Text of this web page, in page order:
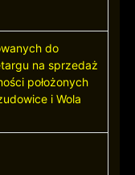
do
na sprzedaż
położonych
i Wola